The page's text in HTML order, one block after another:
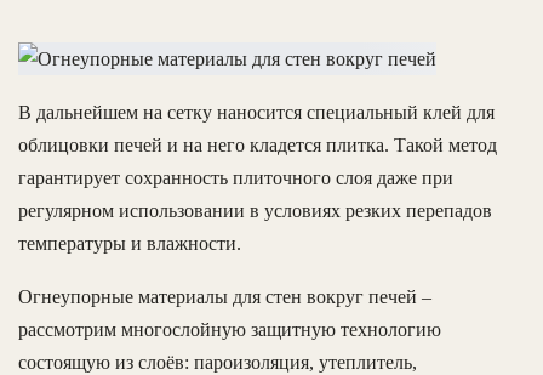
В дальнейшем на сетку наносится специальный клей для
облицовки печей и на него кладется плитка. Такой метод
гарантирует сохранность плиточного слоя даже при
регулярном использовании в условиях резких перепадов
температуры и влажности.
Огнеупорные материалы для стен вокруг печей –
рассмотрим многослойную защитную технологию
состоящую из слоёв: пароизоляция, утеплитель,